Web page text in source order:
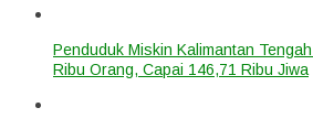
Penduduk Miskin Kalimantan
Ribu Orang, Capai 146,71 Ribu Jiwa